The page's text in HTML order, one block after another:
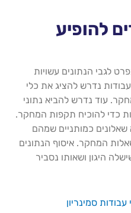
להופיע
לגבי הנתונים עשויות
נדרש להציג את כלי
עוד נדרש להביא נתוני
כדי להוכיח תקפות המחקר.
כמותניים שמהם
המחקר. איסוף הנתונים
היגון ושאותו נסביר
עבודות סמינריון